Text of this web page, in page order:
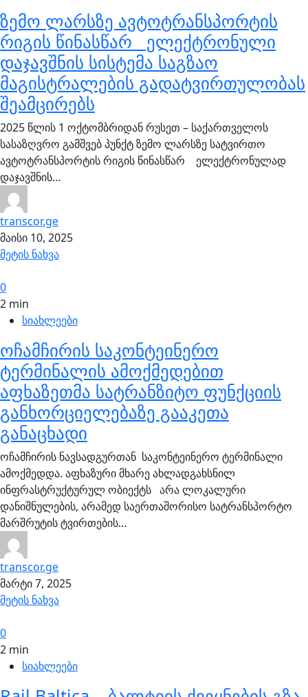
ზემო ლარსზე ავტოტრანსპორტის
რიგის წინასწარ ელექტრონული
დაჯავშნის სისტემა საგზაო
მაგისტრალების გადატვირთულობას
შეამცირებს
2025 წლის 1 ოქტომბრიდან რუსეთ – საქართველოს
სასაზღვრო გამშვებ პუნქტ ზემო ლარსზე სატვირთო
ავტოტრანსპორტის რიგის წინასწარ ელექტრონულად
დაჯავშნის…
transcor.ge
მაისი 10, 2025
მეტის ნახვა
0
2 min
სიახლეები
ოჩამჩირის საკონტეინერო
ტერმინალის ამოქმედებით
აფხაზეთმა სატრანზიტო ფუნქციის
განხორციელებაზე გააკეთა
განაცხადი
ოჩამჩირის ნავსადგურთან საკონტეინერო ტერმინალი
ამოქმედდა. აფხაზური მხარე ახლადგახსნილ
ინფრასტრუქტურულ ობიექტს არა ლოკალური
დანიშნულების, არამედ საერთაშორისო სატრანსპორტო
მარშრუტის ტვირთების…
transcor.ge
მარტი 7, 2025
მეტის ნახვა
0
2 min
სიახლეები